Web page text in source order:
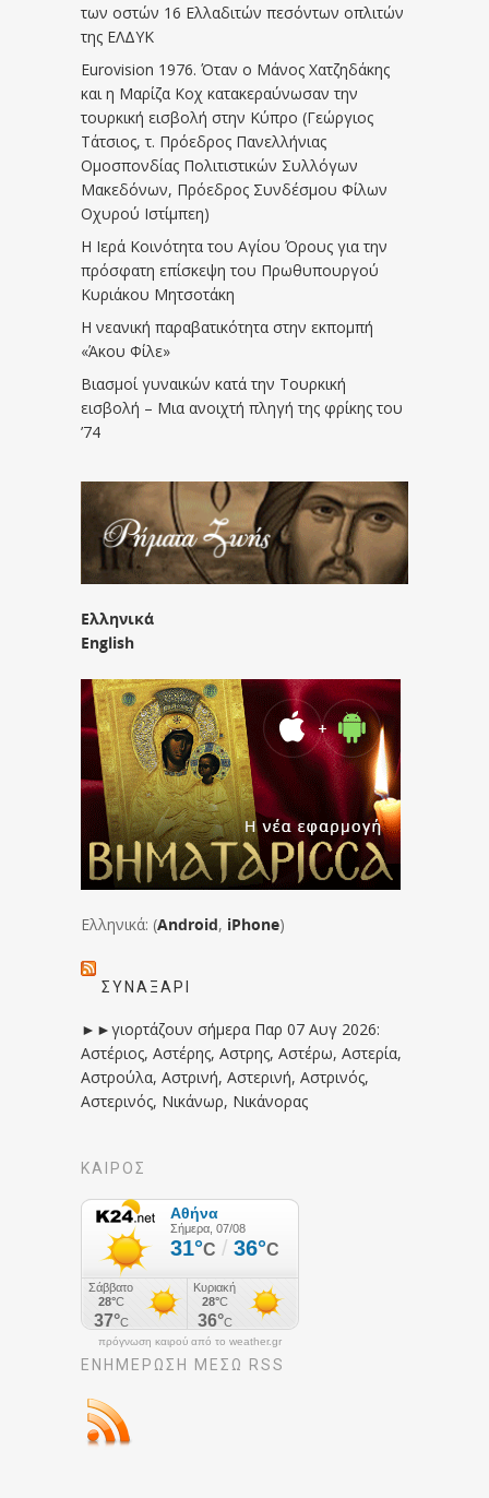
των οστών 16 Ελλαδιτών πεσόντων οπλιτών
της ΕΛΔΥΚ
Eurovision 1976. Όταν ο Μάνος Χατζηδάκης
και η Μαρίζα Κοχ κατακεραύνωσαν την
τουρκική εισβολή στην Κύπρο (Γεώργιος
Τάτσιος, τ. Πρόεδρος Πανελλήνιας
Ομοσπονδίας Πολιτιστικών Συλλόγων
Μακεδόνων, Πρόεδρος Συνδέσμου Φίλων
Οχυρού Ιστίμπεη)
Η Ιερά Κοινότητα του Αγίου Όρους για την
πρόσφατη επίσκεψη του Πρωθυπουργού
Κυριάκου Μητσοτάκη
Η νεανική παραβατικότητα στην εκπομπή
«Άκου Φίλε»
Βιασμοί γυναικών κατά την Τουρκική
εισβολή – Μια ανοιχτή πληγή της φρίκης του
’74
Ελληνικά
English
Ελληνικά: (Android, iPhone)
ΣΥΝΑΞΆΡΙ
►►γιορτάζουν σήμερα Παρ 07 Αυγ 2026:
Αστέριος, Αστέρης, Αστρης, Αστέρω, Αστερία,
Αστρούλα, Αστρινή, Αστερινή, Αστρινός,
Αστερινός, Νικάνωρ, Νικάνορας
ΚΑΙΡΟΣ
πρόγνωση καιρού από το weather.gr
ΕΝΗΜΈΡΩΣΉ ΜΕΣΩ RSS